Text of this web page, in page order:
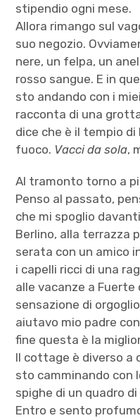
stipendio ogni mese.
Allora rimango sul
suo negozio.
nere, un felpa, un
rosso sangue. E in
sto andando con i
racconta di una
dice che è il tempio
fuoco. Vacci da sola,
Al tramonto torno a
Penso al passato,
che mi spoglio
Berlino, alla terrazza
serata con un amico
i capelli ricci di una
alle vacanze a Fuerte
sensazione di
aiutavo mio padre
fine questa è la
Il cottage è diverso a
sto camminando con
spighe di un quadro di
Entro e sento